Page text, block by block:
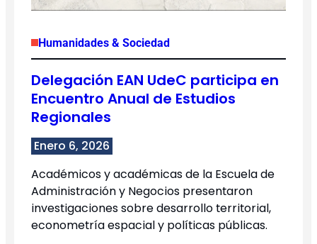
Humanidades & Sociedad
Delegación EAN UdeC participa en
Encuentro Anual de Estudios
Regionales
Enero 6, 2026
Académicos y académicas de la Escuela de
Administración y Negocios presentaron
investigaciones sobre desarrollo territorial,
econometría espacial y políticas públicas.